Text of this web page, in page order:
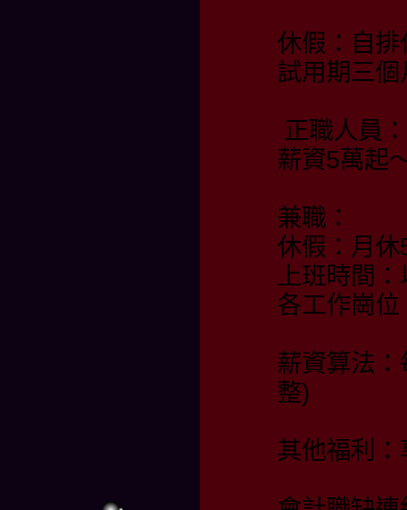
休假：自
試用期三
正職人員：
薪資5萬起
兼職：
休假：月休
上班時間
各工作崗位
薪資算法
整)
其他福利